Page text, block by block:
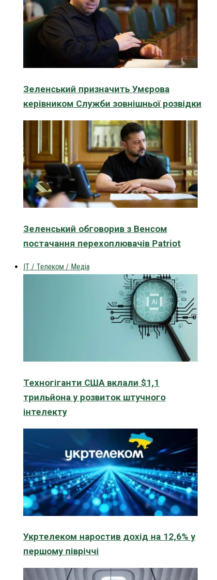
Зеленський призначить Умєрова
керівником Служби зовнішньої розвідки
Зеленський обговорив з Венсом
постачання перехоплювачів Patriot
IT / Телеком / Медіа
Техногіганти США вклали $1,1
трильйона у розвиток штучного
інтелекту
Укртелеком наростив дохід на 12,6% у
першому півріччі